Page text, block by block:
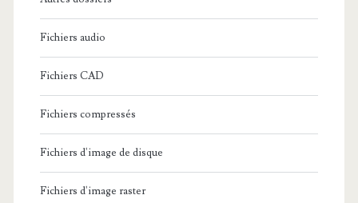
Fichiers audio
Fichiers CAD
Fichiers compressés
Fichiers d'image de disque
Fichiers d'image raster